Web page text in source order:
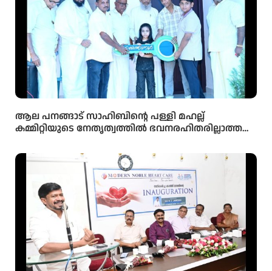
ആല പനങ്ങാട് സാഹിബിൻ്റെ പള്ളി മഹല്ല്
കമ്മിറ്റിയുടെ നേതൃത്വത്തിൽ ഭവനരഹിതരില്ലാത്ത
മത്തെ വീടിൻ്റെ താക്കോൽ ദാനം നടന്നു